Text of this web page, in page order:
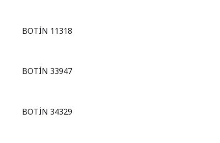
BOTÍN 11318
BOTÍN 33947
BOTÍN 34329